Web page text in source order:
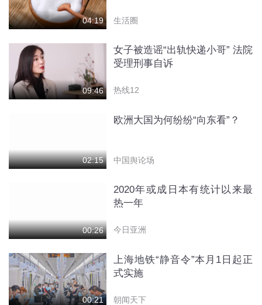
04:19 生活圈
09:46
女子被造谣“出轨快递小哥” 法院
受理刑事自诉
热线12
02:15
欧洲大国为何纷纷“向东看”？
中国舆论场
00:26
2020年或成日本有统计以来最
热一年
今日亚洲
00:21
上海地铁“静音令”本月1日起正
式实施
朝闻天下